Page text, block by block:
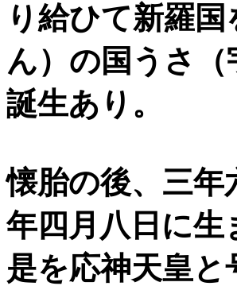
り給ひて新羅
ん）の国うさ
誕生あり。
懐胎の後、三
年四月八日に
是を応神天皇と